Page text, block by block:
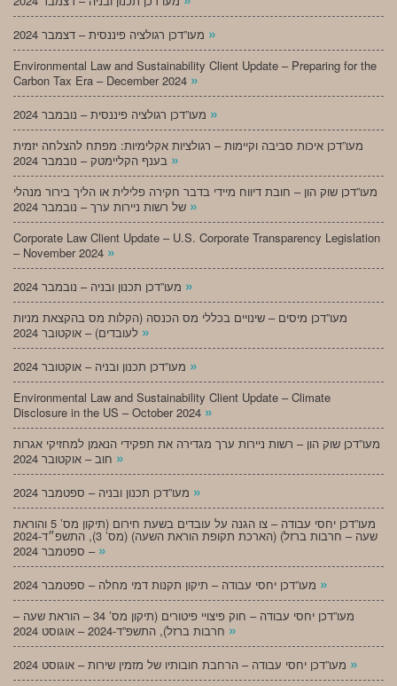
»
Environmental Law and Sustainability Client Update – Preparing for the
Carbon Tax Era – December 2024 »
»
מעו”דכן איכות סביבה וקיימות – רגולציות אקלימיות: מפתח להצלחה יזמית
»
מעו”דכן שוק הון – חובת דיווח מיידי בדבר חקירה פלילית או הליך בירור מנהלי
»
Corporate Law Client Update – U.S. Corporate Transparency Legislation
– November 2024 »
»
מעו”דכן מיסים – שינויים בכללי מס הכנסה (הקלות מס בהקצאת מניות
»
»
Environmental Law and Sustainability Client Update – Climate
Disclosure in the US – October 2024 »
מעו”דכן שוק הון – רשות ניירות ערך מגדירה את תפקידי הנאמן למחזיקי אגרות
»
»
מעו”דכן יחסי עבודה – צו הגנה על עובדים בשעת חירום (תיקון מס’ 5 והוראת
שעה – חרבות ברזל) (הארכת תקופת הוראת השעה) (מס’ 3), התשפ״ד-2024
– ספטמבר 2024 »
»
מעו”דכן יחסי עבודה – חוק פיצויי פיטורים (תיקון מס’ 34 – הוראת שעה –
»
»